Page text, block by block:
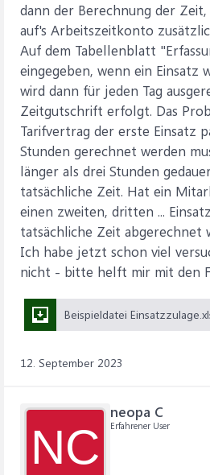
dann der Berechnung der
auf's Arbeitszeitkonto
Auf dem Tabellenblatt
eingegeben, wenn ein Einsatz
wird dann für jeden Tag
Zeitgutschrift erfolgt. Das
Tarifvertrag der erste Einsatz
Stunden gerechnet werden
länger als drei Stunden
tatsächliche Zeit. Hat ein
einen zweiten, dritten ...
tatsächliche Zeit abgerechnet
Ich habe jetzt schon viel
nicht - bitte helft mir mit den
Beispieldatei
12. September 2023
NC
neopa C
Erfahrener User